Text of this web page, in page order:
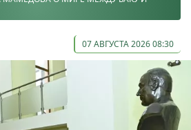
07 АВГУСТА 2026 08:30